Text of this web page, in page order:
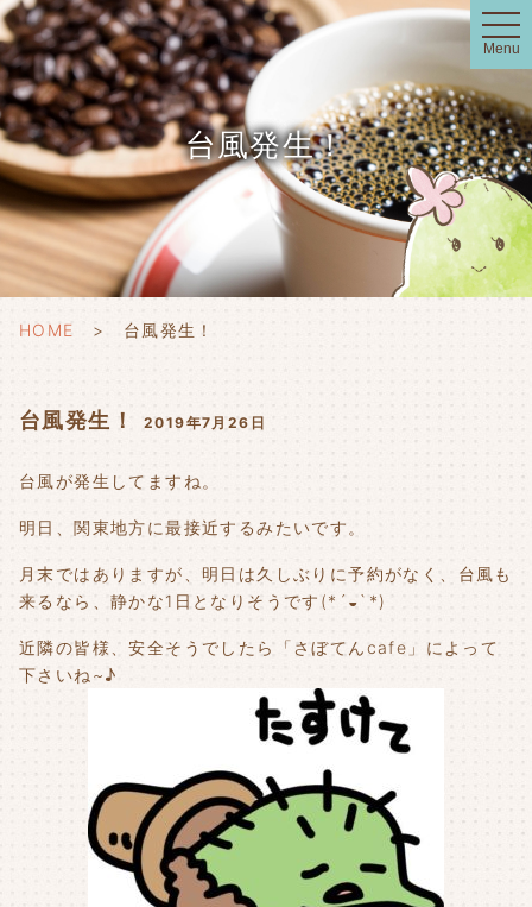
t
o
g
g
l
e
n
a
v
i
g
a
t
i
o
n
Menu
台風発生！
HOME 台風発生！
台風発生！ 2019年7月26日
台風が発生してますね。
明日、関東地方に最接近するみたいです。
月末ではありますが、明日は久しぶりに予約がなく、台風も
来るなら、静かな1日となりそうです(*´◒`*)
近隣の皆様、安全そうでしたら「さぼてんcafe」によって
下さいね~♪